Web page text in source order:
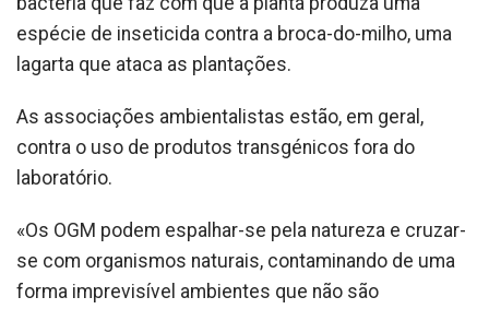
espécie de inseticida contra a broca-do-milho, uma
lagarta que ataca as plantações.
As associações ambientalistas estão, em geral,
contra o uso de produtos transgénicos fora do
laboratório.
«Os OGM podem espalhar-se pela natureza e cruzar-
se com organismos naturais, contaminando de uma
forma imprevisível ambientes que não são